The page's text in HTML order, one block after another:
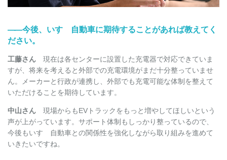
――今後、いすゞ自動車に期待することがあれば教えてく
ださい。
工藤さん 現在は各センターに設置した充電器で対応できていま
すが、将来を考えると外部での充電環境がまだ十分整っていませ
ん。メーカーと行政が連携し、外部でも充電可能な体制を整えて
いただけることを期待しています。
中山さん 現場からもEVトラックをもっと増やしてほしいという
声が上がっています。サポート体制もしっかり整っているので、
今後もいすゞ自動車との関係性を強化しながら取り組みを進めて
いきたいですね。